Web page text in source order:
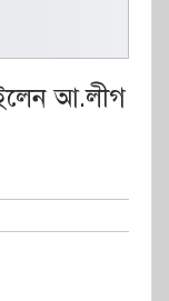
আ.লীগ